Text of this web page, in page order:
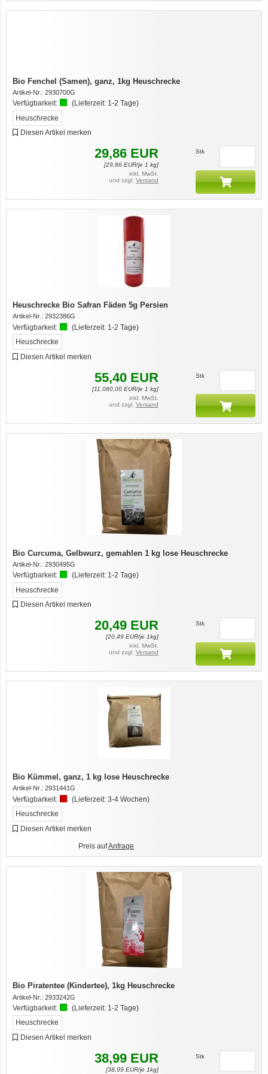
Bio Fenchel (Samen), ganz, 1kg Heuschrecke
Artikel-Nr.: 2930700G
Verfügbarkeit: (Lieferzeit: 1-2 Tage)
Heuschrecke
Diesen Artikel merken
29,86 EUR
[29,86EUR/je 1 kg]
inkl. MwSt.
und zzgl. Versand
Stk
Heuschrecke Bio Safran Fäden 5g Persien
Artikel-Nr.: 2932386G
Verfügbarkeit: (Lieferzeit: 1-2 Tage)
Heuschrecke
Diesen Artikel merken
55,40 EUR
[11.080,00EUR/je 1 kg]
inkl. MwSt.
und zzgl. Versand
Stk
Bio Curcuma, Gelbwurz, gemahlen 1 kg lose Heuschrecke
Artikel-Nr.: 2930495G
Verfügbarkeit: (Lieferzeit: 1-2 Tage)
Heuschrecke
Diesen Artikel merken
20,49 EUR
[20,49EUR/je 1kg]
inkl. MwSt.
und zzgl. Versand
Stk
Bio Kümmel, ganz, 1 kg lose Heuschrecke
Artikel-Nr.: 2931441G
Verfügbarkeit: (Lieferzeit:3-4 Wochen)
Heuschrecke
Diesen Artikel merken
Preis aufAnfrage
Bio Piratentee (Kindertee), 1kg Heuschrecke
Artikel-Nr.: 2933242G
Verfügbarkeit: (Lieferzeit: 1-2 Tage)
Heuschrecke
Diesen Artikel merken
38,99 EUR
[38,99EUR/je 1kg]
Stk